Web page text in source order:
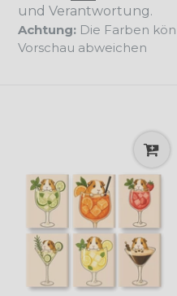
und Verantwortung.
Achtung: Die Farben
Vorschau abweichen